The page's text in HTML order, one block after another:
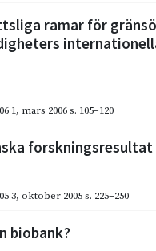
ramar för
1, mars 2006s. 105–120
forskningsresultat
3, oktober 2005s. 225–250
biobank?